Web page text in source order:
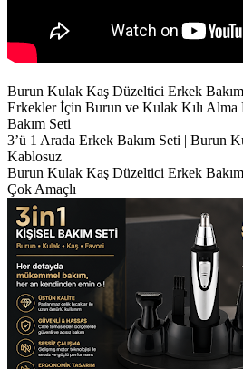
Burun Kulak Kaş Düzeltici Erkek Bakım
Erkekler İçin Burun ve Kulak Kılı Alma
Bakım Seti
3’ü 1 Arada Erkek Bakım Seti | Burun
Kablosuz
Burun Kulak Kaş Düzeltici Erkek
Çok Amaçlı